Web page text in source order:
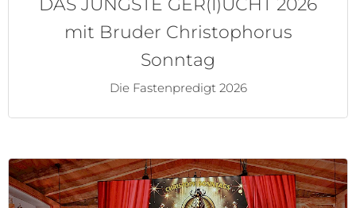
DAS JÜNGSTE GER(I)ÜCHT 2026
mit Bruder Christophorus
Sonntag
Die Fastenpredigt 2026